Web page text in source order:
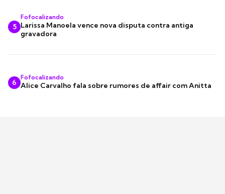
5
Fofocalizando
Larissa Manoela vence nova disputa contra antiga
gravadora
6
Fofocalizando
Alice Carvalho fala sobre rumores de affair com Anitta